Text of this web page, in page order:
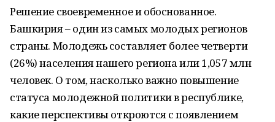
Решение своевременное и обоснованное.
Башкирия – один из самых молодых регионов
страны. Молодежь составляет более четверти
(26%) населения нашего региона или 1,057 млн
человек. О том, насколько важно повышение
статуса молодежной политики в республике,
какие перспективы откроются с появлением